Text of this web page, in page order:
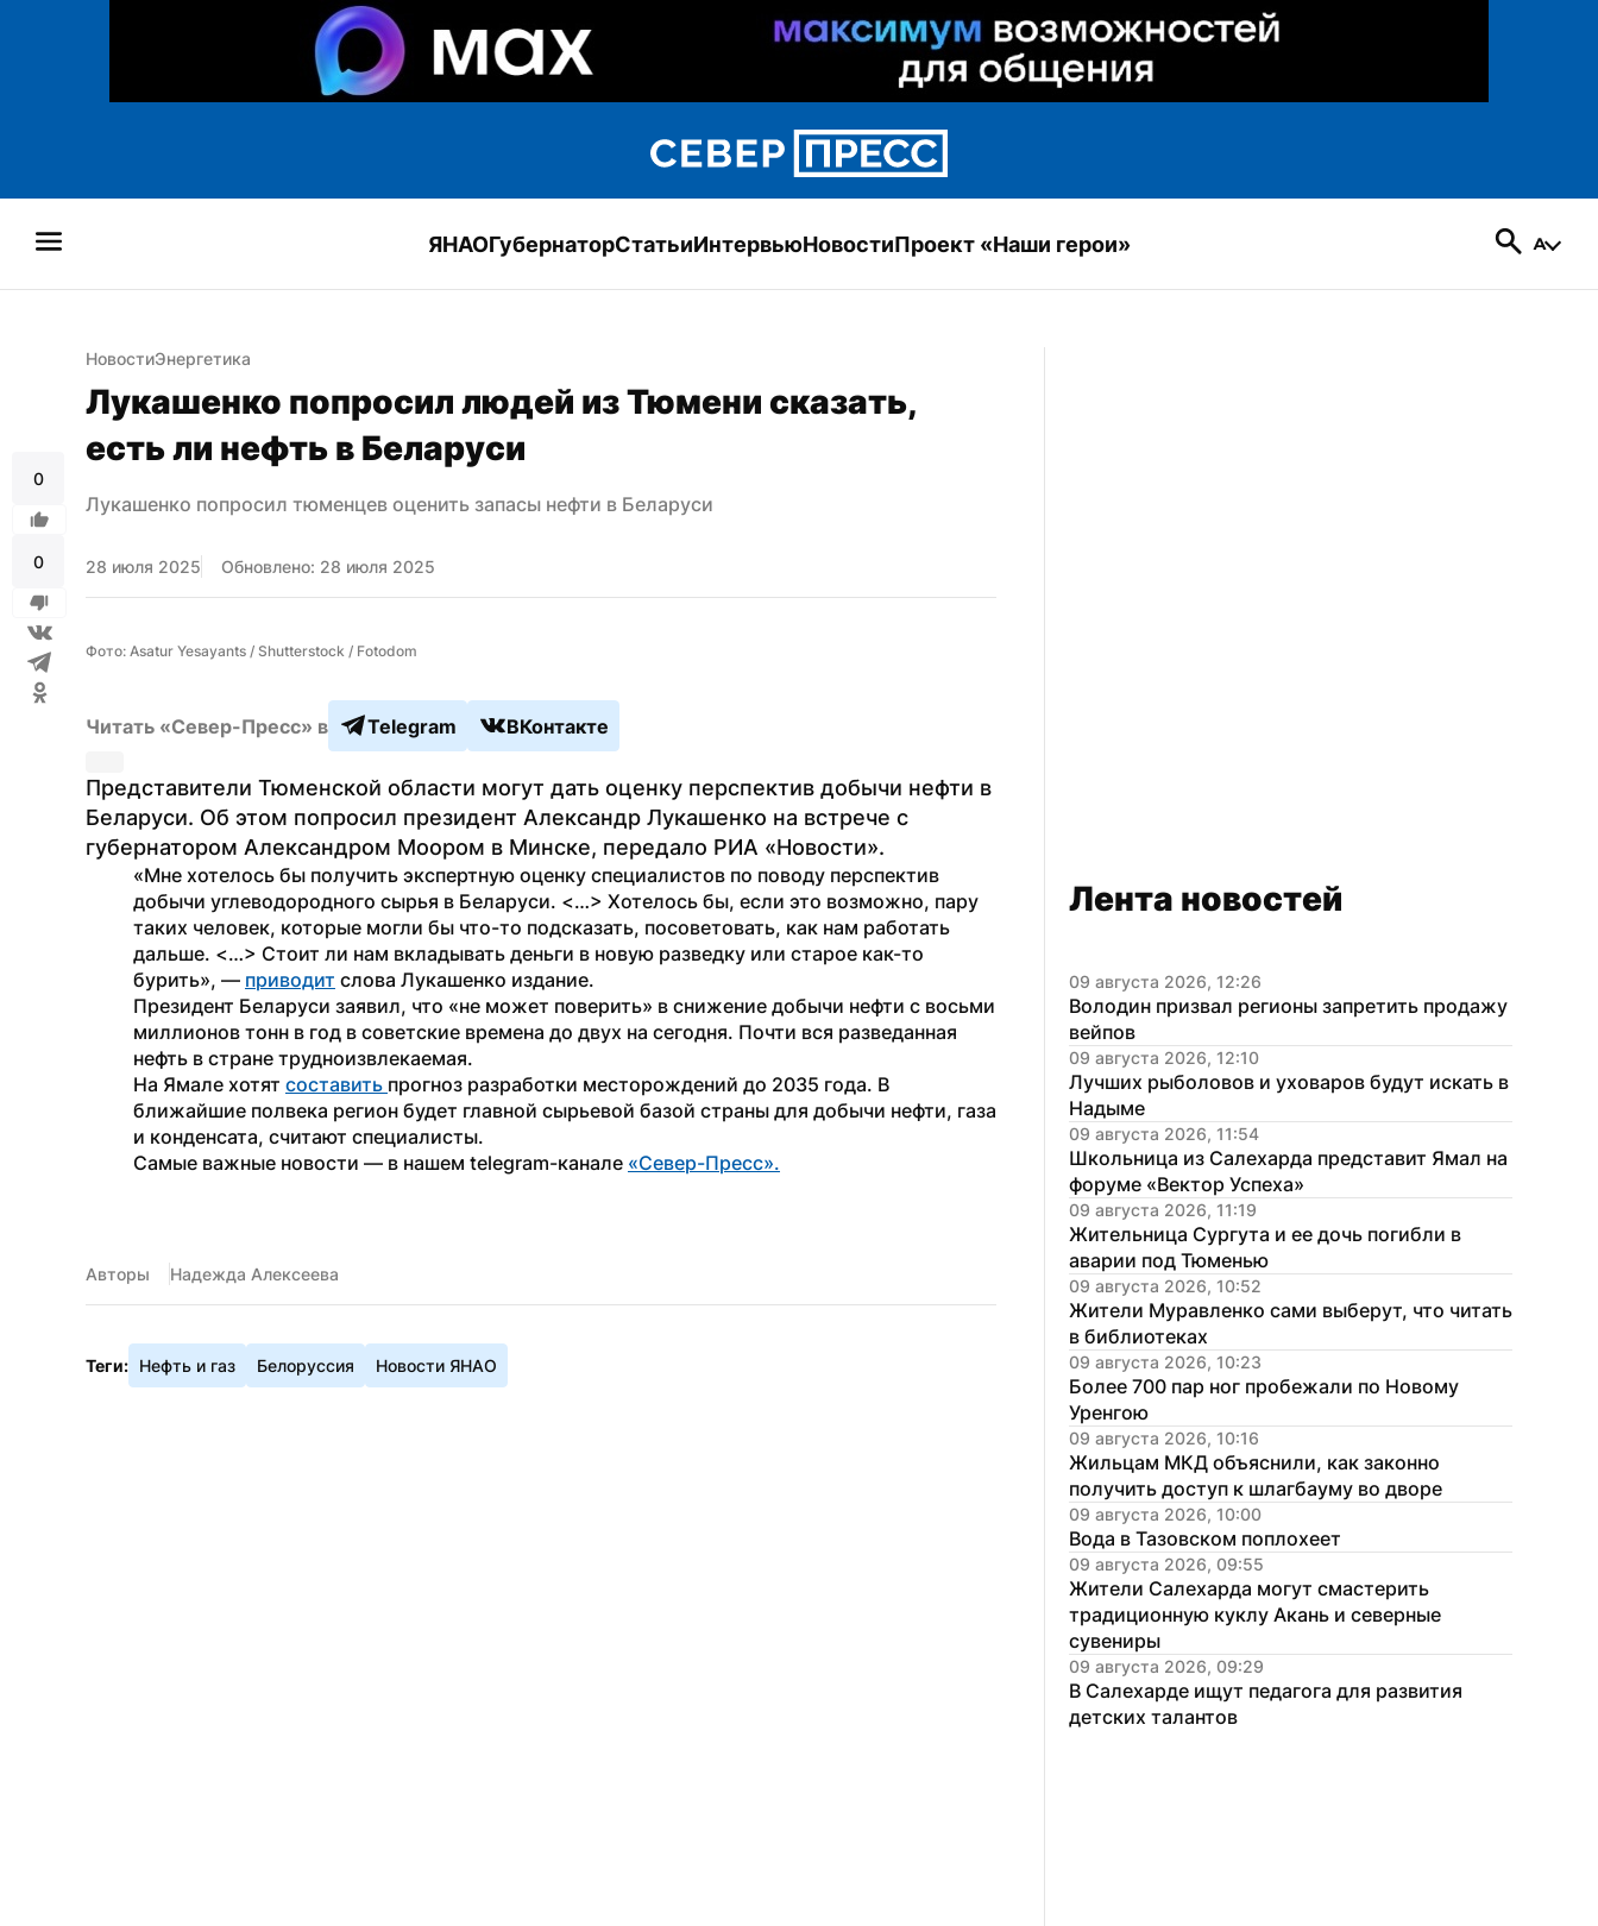
ЯНАОГубернаторСтатьиИнтервьюНовостиПроект «Наши герои»
0
0
НовостиЭнергетика
Лукашенко попросил людей из Тюмени сказать,
есть ли нефть в Беларуси
Лукашенко попросил тюменцев оценить запасы нефти в Беларуси
28 июля 2025 Обновлено: 28 июля 2025
Фото: Asatur Yesayants / Shutterstock / Fotodom
Читать «Север-Пресс» в Telegram ВКонтакте
Представители Тюменской области могут дать оценку перспектив добычи нефти в
Беларуси. Об этом попросил президент Александр Лукашенко на встрече с
губернатором Александром Моором в Минске, передало РИА «Новости».
«Мне хотелось бы получить экспертную оценку специалистов по поводу перспектив
добычи углеводородного сырья в Беларуси. <…> Хотелось бы, если это возможно, пару
таких человек, которые могли бы что-то подсказать, посоветовать, как нам работать
дальше. <…> Стоит ли нам вкладывать деньги в новую разведку или старое как-то
бурить», — приводит слова Лукашенко издание.
Президент Беларуси заявил, что «не может поверить» в снижение добычи нефти с восьми
миллионов тонн в год в советские времена до двух на сегодня. Почти вся разведанная
нефть в стране трудноизвлекаемая.
На Ямале хотят составить прогноз разработки месторождений до 2035 года. В
ближайшие полвека регион будет главной сырьевой базой страны для добычи нефти, газа
и конденсата, считают специалисты.
Самые важные новости — в нашем telegram-канале «Север-Пресс».
Авторы Надежда Алексеева
Теги: Нефть и газ Белоруссия Новости ЯНАО
Лента новостей
09 августа 2026, 12:26
Володин призвал регионы запретить продажу
вейпов
09 августа 2026, 12:10
Лучших рыболовов и уховаров будут искать в
Надыме
09 августа 2026, 11:54
Школьница из Салехарда представит Ямал на
форуме «Вектор Успеха»
09 августа 2026, 11:19
Жительница Сургута и ее дочь погибли в
аварии под Тюменью
09 августа 2026, 10:52
Жители Муравленко сами выберут, что читать
в библиотеках
09 августа 2026, 10:23
Более 700 пар ног пробежали по Новому
Уренгою
09 августа 2026, 10:16
Жильцам МКД объяснили, как законно
получить доступ к шлагбауму во дворе
09 августа 2026, 10:00
Вода в Тазовском поплохеет
09 августа 2026, 09:55
Жители Салехарда могут смастерить
традиционную куклу Акань и северные
сувениры
09 августа 2026, 09:29
В Салехарде ищут педагога для развития
детских талантов